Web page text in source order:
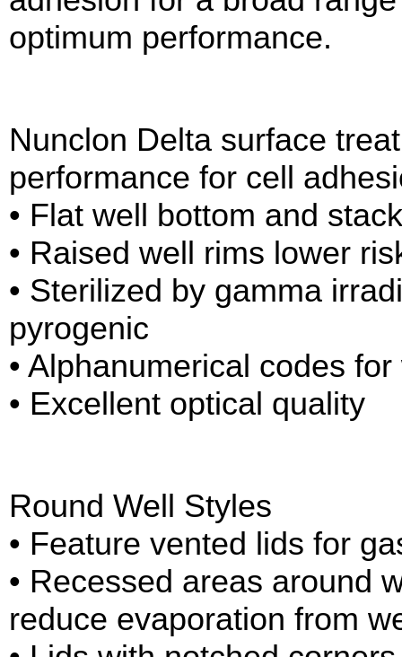
optimum performance.
Nunclon Delta surface
performance for cell
• Flat well bottom and
• Raised well rims lower
• Sterilized by gamma
pyrogenic
• Alphanumerical codes
• Excellent optical quality
Round Well Styles
• Feature vented lids for
• Recessed areas around
reduce evaporation from